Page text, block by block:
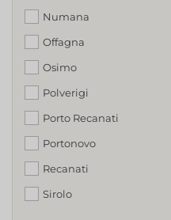
Numana
Offagna
Osimo
Polverigi
Porto Recanati
Portonovo
Recanati
Sirolo